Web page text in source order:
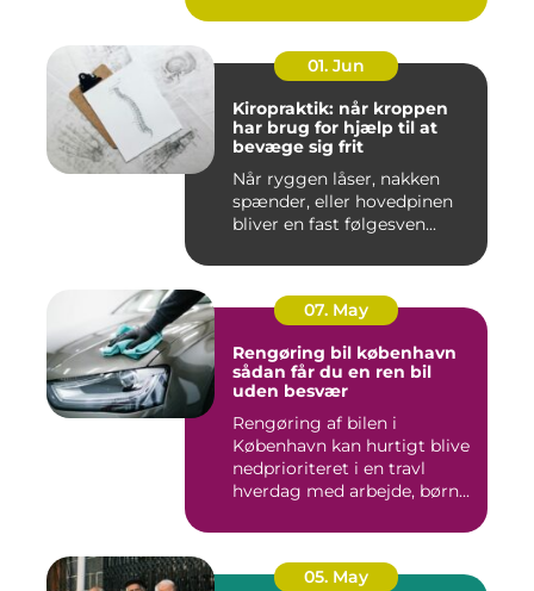
01. Jun
Kiropraktik: når kroppen
har brug for hjælp til at
bevæge sig frit
Når ryggen låser, nakken
spænder, eller hovedpinen
bliver en fast følgesven...
07. May
Rengøring bil københavn
sådan får du en ren bil
uden besvær
Rengøring af bilen i
København kan hurtigt blive
nedprioriteret i en travl
hverdag med arbejde, børn...
05. May